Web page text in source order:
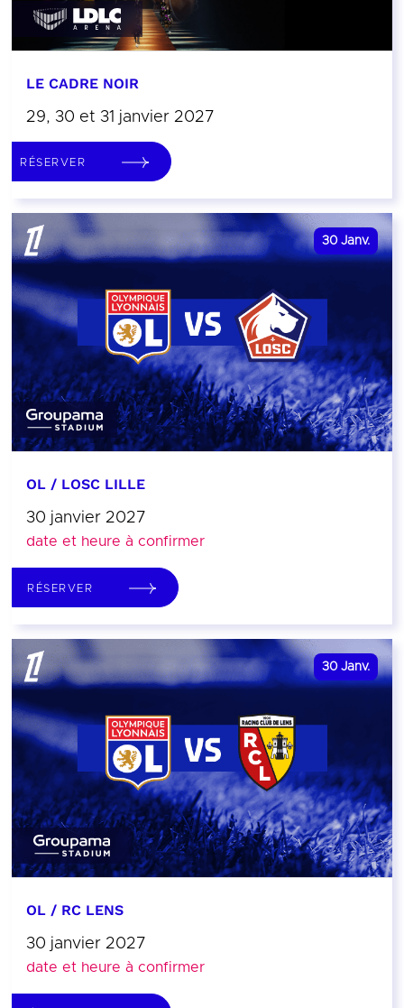
LE CADRE NOIR
29, 30 et 31 janvier 2027
RÉSERVER
30 Janv.
OL / LOSC LILLE
30 janvier 2027
date et heure à confirmer
RÉSERVER
30 Janv.
OL / RC LENS
30 janvier 2027
date et heure à confirmer